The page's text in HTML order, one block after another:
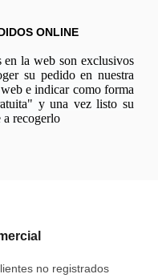
ONLINE
en la web son exclusivos
su pedido en nuestra
e indicar como forma
y una vez listo su
a recogerlo
no registrados